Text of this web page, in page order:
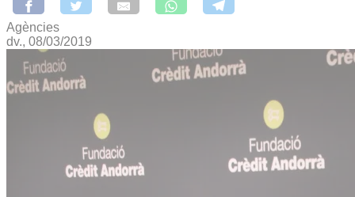
Agències
dv., 08/03/2019